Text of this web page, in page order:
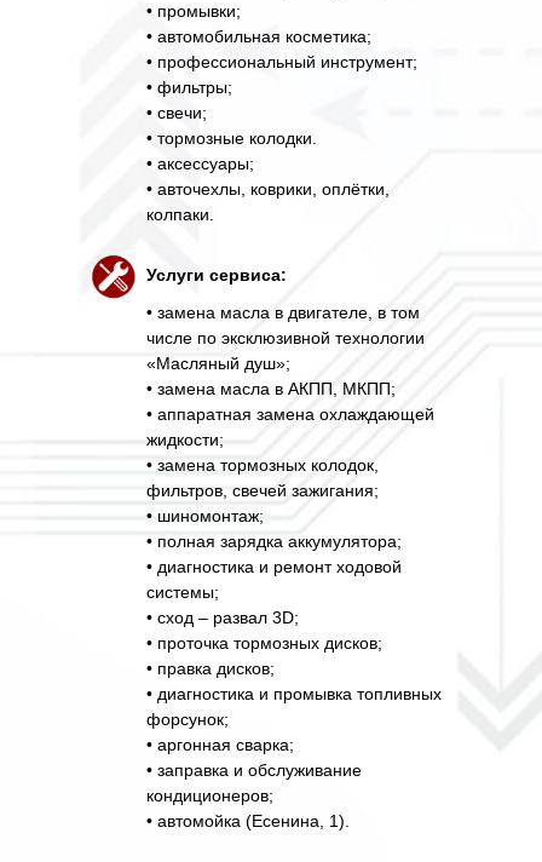
• промывки;
• автомобильная косметика;
• профессиональный инструмент;
• фильтры;
• свечи;
• тормозные колодки.
• аксессуары;
• авточехлы, коврики, оплётки,
колпаки.
Услуги сервиса:
• замена масла в двигателе, в том
числе по эксклюзивной технологии
«Масляный душ»;
• замена масла в АКПП, МКПП;
• аппаратная замена охлаждающей
жидкости;
• замена тормозных колодок,
фильтров, свечей зажигания;
• шиномонтаж;
• полная зарядка аккумулятора;
• диагностика и ремонт ходовой
системы;
• сход – развал 3D;
• проточка тормозных дисков;
• правка дисков;
• диагностика и промывка топливных
форсунок;
• аргонная сварка;
• заправка и обслуживание
кондиционеров;
• автомойка (Есенина, 1).